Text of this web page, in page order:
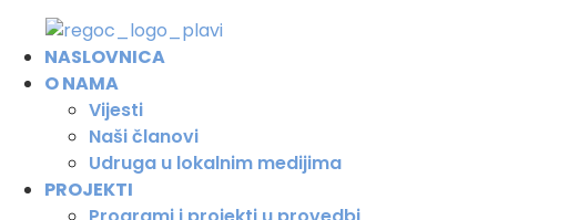
contentNASLOVNICA
O NAMA
Vijesti
Naši članovi
Udruga u lokalnim medijima
PROJEKTI